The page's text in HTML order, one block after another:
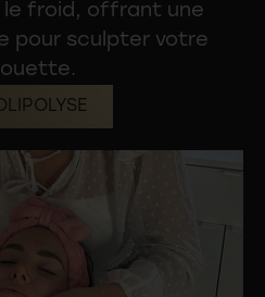
le froid, offrant une
pour sculpter votre